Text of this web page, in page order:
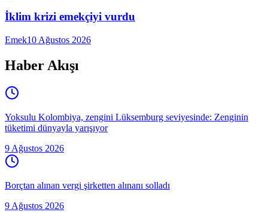
İklim krizi emekçiyi vurdu
Emek10 Ağustos 2026
Haber Akışı
Yoksulu Kolombiya, zengini Lüksemburg seviyesinde: Zenginin
tüketimi dünyayla yarışıyor
9 Ağustos 2026
Borçtan alınan vergi şirketten alınanı solladı
9 Ağustos 2026